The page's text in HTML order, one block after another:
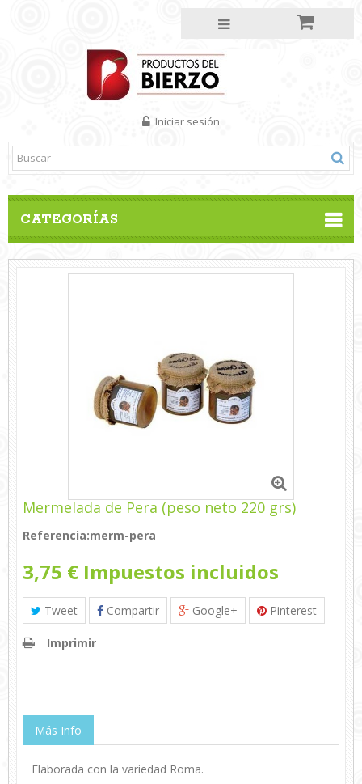
CATEGORÍAS
Iniciar sesión
Mermelada de Pera (peso neto 220 grs)
Referencia:merm-pera
3,75 € Impuestos incluidos
Tweet Compartir Google+ Pinterest
Imprimir
Más Info
Elaborada con la variedad Roma.